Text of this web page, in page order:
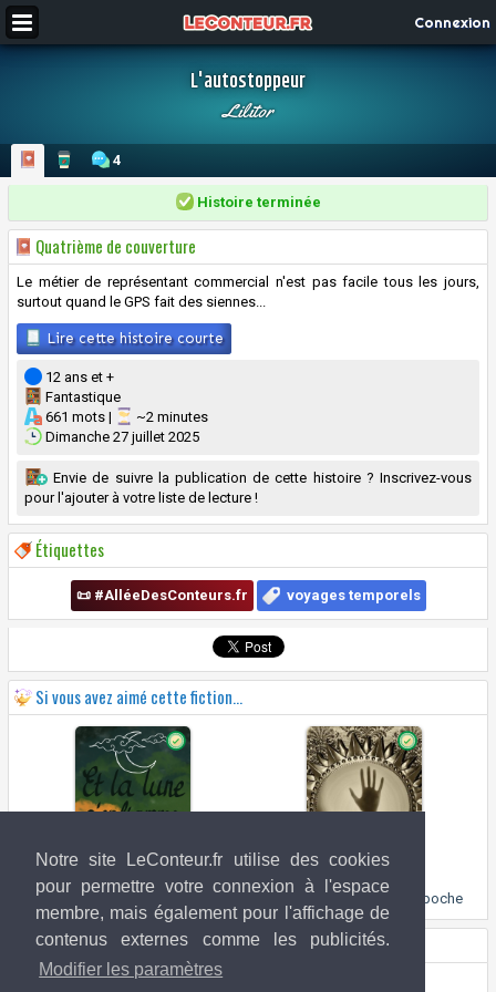
Notre site LeConteur.fr utilise des cookies
pour permettre votre connexion à l'espace
membre, mais également pour l'affichage de
contenus externes comme les publicités.
Modifier les paramètres
Connexion
L'autostoppeur
Lilitor
4
Histoire terminée
Quatrième de couverture
Le métier de représentant commercial n'est pas facile tous les jours,
surtout quand le GPS fait des siennes...
Lire cette histoire courte
12 ans et +
Fantastique
661 mots |
~2 minutes
Dimanche 27 juillet 2025
Envie de suivre la publication de cette histoire ? Inscrivez-vous
pour l'ajouter à votre liste de lecture !
Étiquettes
📜 #AlléeDesConteurs.fr voyages temporels
Si vous avez aimé cette fiction...
Et la lune s'enflamma Le sorcier et le miroir de poche
Droits de l'image
Inconnu (si vous êtes l'artiste,